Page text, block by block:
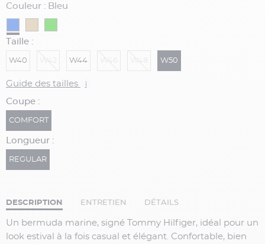
Couleur : Bleu
Taille :
W40 W44 W50
Guide des tailles i
Coupe :
COMFORT
Longueur :
REGULAR
DESCRIPTION ENTRETIEN DÉTAILS
Un bermuda marine, signé Tommy Hilfiger, idéal pour un
look estival à la fois casual et élégant. Confortable, bien